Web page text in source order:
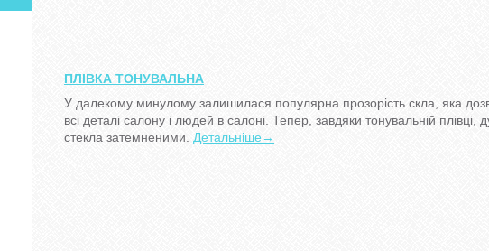
ПЛІВКА ТОНУВАЛЬНА
У далекому минулому залишилася популярна прозорість скла, яка
всі деталі салону і людей в салоні. Тепер, завдяки тонувальній плівці,
стекла затемненими. Детальніше→